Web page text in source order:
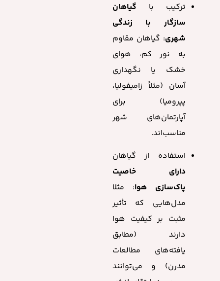
ترکیب با گیاهان
سازگار با زندگی
شهری: گیاهان مقاوم
به نور کم، هوای
خشک یا نگهداری
آسان (مثلاً زامیفولیا،
پپرومیا) برای
آپارتمان‌های شهر
مناسب‌اند.
استفاده از گیاهان
دارای خاصیت
پاک‌سازی هوا: مثلا
مدل‌هایی که تأثیر
مثبت بر کیفیت هوا
دارند (مطابق
یافته‌های مطالعات
مدرن) و می‌توانند